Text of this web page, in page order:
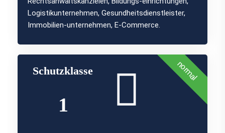
Logistikunternehmen, Gesundheitsdienstleister,
Immobilien-unternehmen, E-Commerce.
normal
Schutzklasse
1